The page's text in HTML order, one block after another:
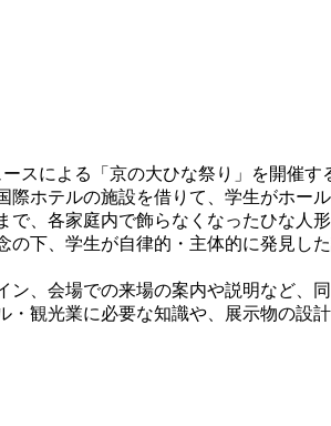
スによる「京の大ひな祭り」を開催
ホテルの施設を借りて、学生がホー
、各家庭内で飾らなくなったひな人形
下、学生が自律的・主体的に発見し
、会場での来場の案内や説明など、
観光業に必要な知識や、展示物の設